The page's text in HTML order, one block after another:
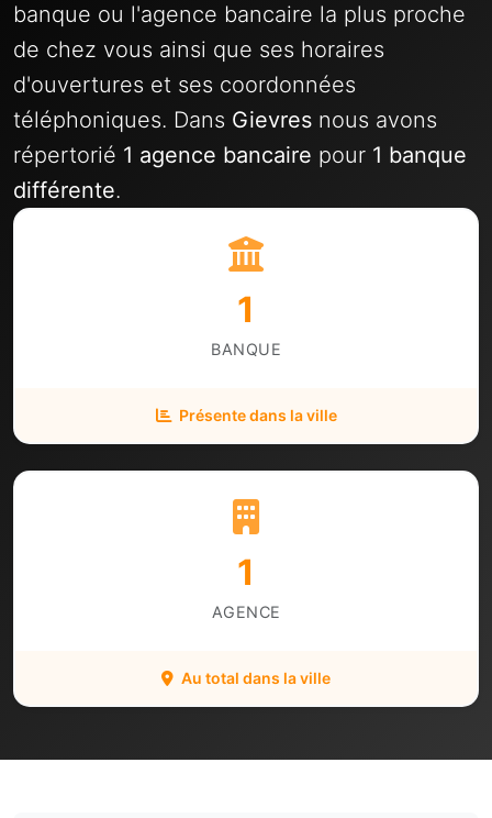
banque ou l'agence bancaire la plus proche
de chez vous ainsi que ses horaires
d'ouvertures et ses coordonnées
téléphoniques. Dans Gievres nous avons
répertorié 1 agence bancaire pour 1 banque
différente.
1
BANQUE
Présente dans la ville
1
AGENCE
Au total dans la ville